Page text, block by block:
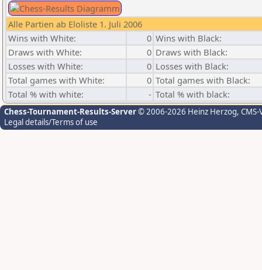
Alle Partien ab Eloliste 1. Juli 2006
Wins with White:
0 Wins with Black:
Draws with White:
0 Draws with Black:
Losses with White:
0 Losses with Black:
Total games with White:
0 Total games with Black:
Total % with white:
- Total % with black:
Chess-Tournament-Results-Server© 2006-2026 Heinz Herzog,
Legal details/Terms of use